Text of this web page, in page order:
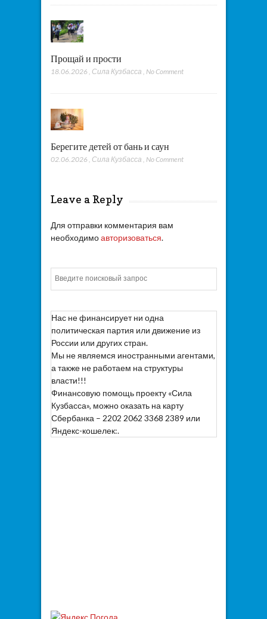
Прощай и прости
18.06.2026 Сила Кузбасса No Comment
Берегите детей от бань и саун
02.06.2026 , Сила Кузбасса , No Comment
Leave a Reply
Для отправки комментария вам
необходимоавторизоваться.
Нас не финансирует ни одна
политическая партия или движение из
России или других стран.
Мы не являемся иностранными агентами,
а также не работаем на структуры
власти!!!
Финансовую помощь проекту «Сила
Кузбасса», можно оказать на карту
Сбербанка – 2202 2062 3368 2389 или
Яндекс-кошелек:.